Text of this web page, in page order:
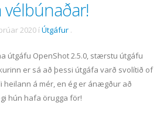
vélbúnaðar!
2020 íÚtgáfur .
útgáfu OpenShot 2.5.0, stærstu útgáfu
er sá að þessi útgáfa varð svolítið of
á mér, en ég er ánægður að
hún hafa örugga för!